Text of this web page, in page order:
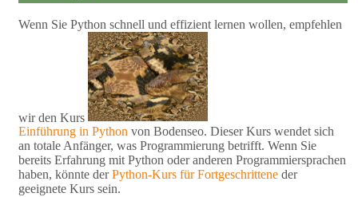
Wenn Sie Python schnell und effizient lernen wollen, empfehlen
wir den Kurs
Einführung in Python von Bodenseo. Dieser Kurs wendet sich
an totale Anfänger, was Programmierung betrifft. Wenn Sie
bereits Erfahrung mit Python oder anderen Programmiersprachen
haben, könnte derPython-Kurs für Fortgeschrittene der
geeignete Kurs sein.